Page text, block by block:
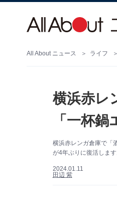
All About ニュース ライフ
横浜赤レ
「一杯
横浜赤レンガ倉庫で「
が4年ぶりに復活します
2024.01.11
田辺 紫